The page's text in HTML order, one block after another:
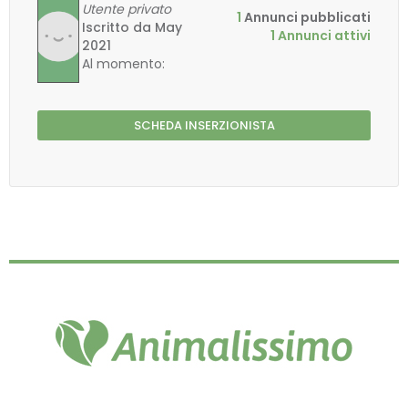
Utente privato
Iscritto da May
2021
Al momento:
1 Annunci pubblicati
1 Annunci attivi
SCHEDA INSERZIONISTA